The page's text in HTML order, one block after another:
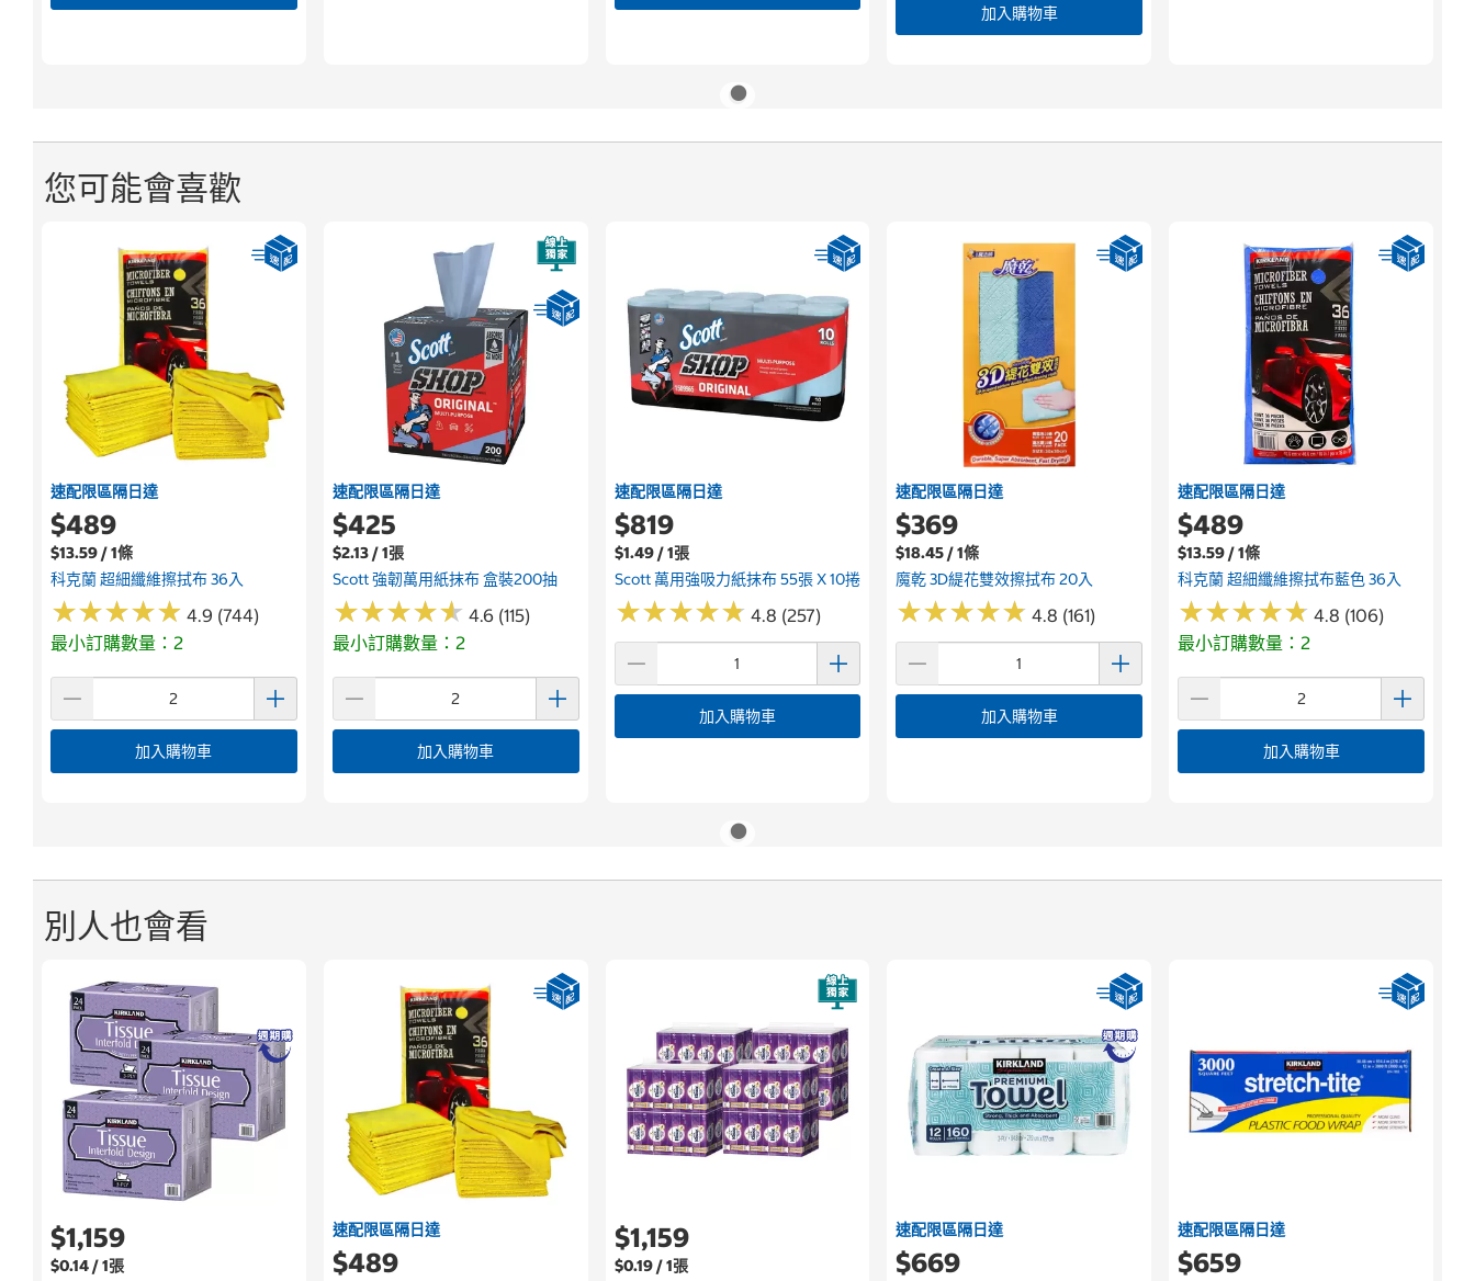
加入購物車
您可能會喜歡
速配限區隔日達
$489
$13.59 / 1條
科克蘭 超細纖維擦拭布 36入
★★★★★
★★★★★ 4.9 (744)
最小訂購數量：2
加入購物車
速配限區隔日達
$425
$2.13 / 1張
Scott 強韌萬用紙抹布 盒裝200抽
★★★★★
★★★★★ 4.6 (115)
最小訂購數量：2
加入購物車
速配限區隔日達
$819
$1.49 / 1張
Scott 萬用強吸力紙抹布 55張 X 10捲
★★★★★
★★★★★ 4.8 (257)
加入購物車
速配限區隔日達
$369
$18.45 / 1條
魔乾 3D緹花雙效擦拭布 20入
★★★★★
★★★★★ 4.8 (161)
加入購物車
速配限區隔日達
$489
$13.59 / 1條
科克蘭 超細纖維擦拭布藍色 36入
★★★★★
★★★★★ 4.8 (106)
最小訂購數量：2
加入購物車
別人也會看
$1,159
$0.14 / 1張
速配限區隔日達
$489
$1,159
$0.19 / 1張
速配限區隔日達
$669
速配限區隔日達
$659